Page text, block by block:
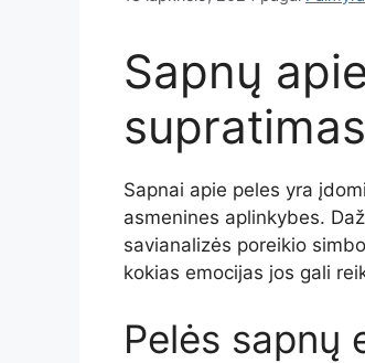
Sapnų
supratimas
Sapnai apie peles yra
asmenines aplinkybes.
savianalizės poreikio
kokias emocijas jos gali
Pelės sapnų